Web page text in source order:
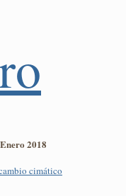
Enero 2018
cimático